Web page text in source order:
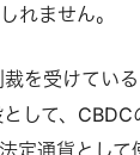
れません。
を受けてい
して、CBDC
定通貨として